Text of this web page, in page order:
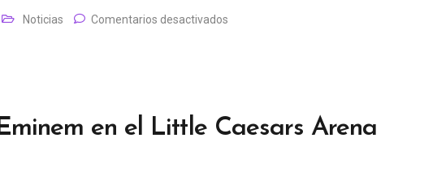
Noticias Comentarios desactivados
en el Little Caesars Arena